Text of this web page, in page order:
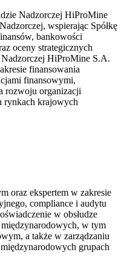
Nadzorczej HiProMine
wspierając Spółkę
bankowości
oceny strategicznych
HiProMine S.A.
finansowania
finansowymi,
rozwoju organizacji
rynkach krajowych
oraz ekspertem w zakresie
compliance i audytu
w obsłudze
w tym
a także w zarządzaniu
grupach